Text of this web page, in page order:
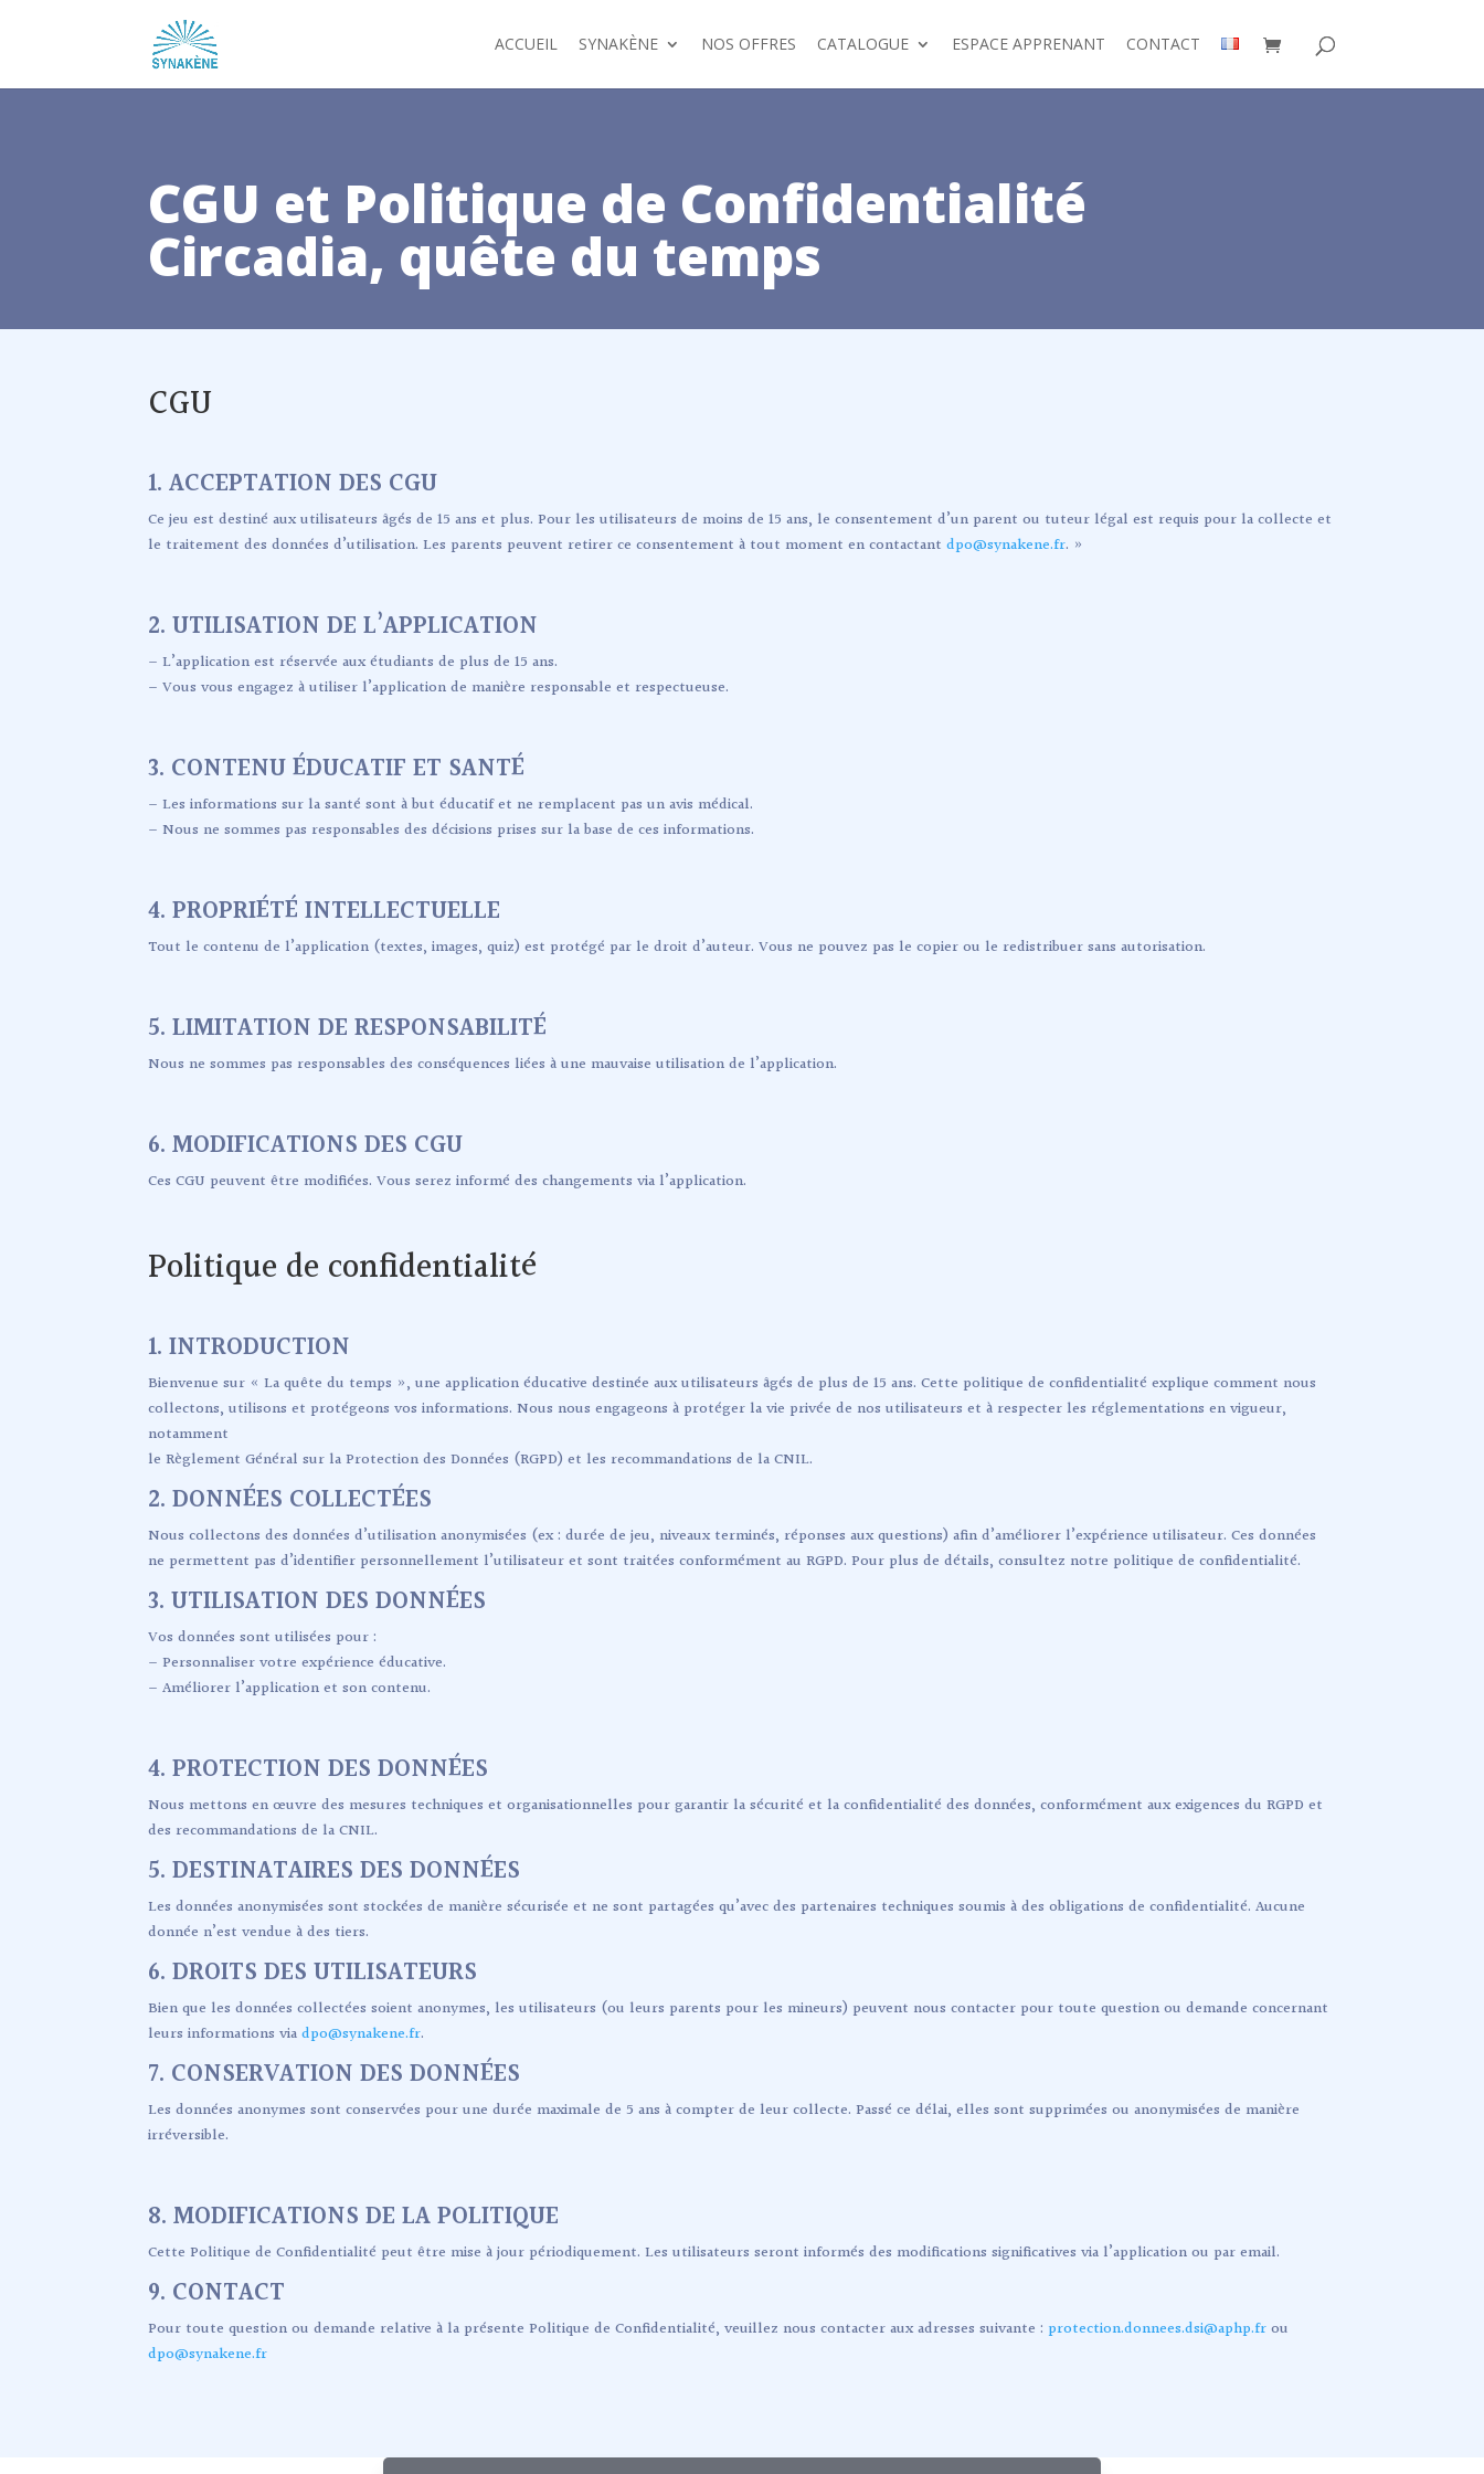
ACCUEIL SYNAKÈNE NOS OFFRES CATALOGUE ESPACE APPRENANT CONTACT
CGU et Politique de Confidentialité
Circadia, quête du temps
CGU
1. ACCEPTATION DES CGU
Ce jeu est destiné aux utilisateurs âgés de 15 ans et plus. Pour les utilisateurs de moins de 15 ans, le consentement d’un parent ou tuteur légal est requis pour la collecte et
le traitement des données d’utilisation. Les parents peuvent retirer ce consentement à tout moment en contactantdpo@synakene.fr. »
2. UTILISATION DE L’APPLICATION
– L’application est réservée aux étudiants de plus de 15 ans.
– Vous vous engagez à utiliser l’application de manière responsable et respectueuse.
3. CONTENU ÉDUCATIF ET SANTÉ
– Les informations sur la santé sont à but éducatif et ne remplacent pas un avis médical.
– Nous ne sommes pas responsables des décisions prises sur la base de ces informations.
4. PROPRIÉTÉ INTELLECTUELLE
Tout le contenu de l’application (textes, images, quiz) est protégé par le droit d’auteur. Vous ne pouvez pas le copier ou le redistribuer sans autorisation.
5. LIMITATION DE RESPONSABILITÉ
Nous ne sommes pas responsables des conséquences liées à une mauvaise utilisation de l’application.
6. MODIFICATIONS DES CGU
Ces CGU peuvent être modifiées. Vous serez informé des changements via l’application.
Politique de confidentialité
1. INTRODUCTION
Bienvenue sur « La quête du temps », une application éducative destinée aux utilisateurs âgés de plus de 15 ans. Cette politique de confidentialité explique comment nous
collectons, utilisons et protégeons vos informations. Nous nous engageons à protéger la vie privée de nos utilisateurs et à respecter les réglementations en vigueur,
notamment
le Règlement Général sur la Protection des Données (RGPD) et les recommandations de la CNIL.
2. DONNÉES COLLECTÉES
Nous collectons des données d’utilisation anonymisées (ex : durée de jeu, niveaux terminés, réponses aux questions) afin d’améliorer l’expérience utilisateur. Ces données
ne permettent pas d’identifier personnellement l’utilisateur et sont traitées conformément au RGPD. Pour plus de détails, consultez notre politique de confidentialité.
3. UTILISATION DES DONNÉES
Vos données sont utilisées pour :
– Personnaliser votre expérience éducative.
– Améliorer l’application et son contenu.
4. PROTECTION DES DONNÉES
Nous mettons en œuvre des mesures techniques et organisationnelles pour garantir la sécurité et la confidentialité des données, conformément aux exigences du RGPD et
des recommandations de la CNIL.
5. DESTINATAIRES DES DONNÉES
Les données anonymisées sont stockées de manière sécurisée et ne sont partagées qu’avec des partenaires techniques soumis à des obligations de confidentialité. Aucune
donnée n’est vendue à des tiers.
6. DROITS DES UTILISATEURS
Bien que les données collectées soient anonymes, les utilisateurs (ou leurs parents pour les mineurs) peuvent nous contacter pour toute question ou demande concernant
leurs informations viadpo@synakene.fr.
7. CONSERVATION DES DONNÉES
Les données anonymes sont conservées pour une durée maximale de 5 ans à compter de leur collecte. Passé ce délai, elles sont supprimées ou anonymisées de manière
irréversible.
8. MODIFICATIONS DE LA POLITIQUE
Cette Politique de Confidentialité peut être mise à jour périodiquement. Les utilisateurs seront informés des modifications significatives via l’application ou par email.
9. CONTACT
Pour toute question ou demande relative à la présente Politique de Confidentialité, veuillez nous contacter aux adresses suivante :protection.donnees.dsi@aphp.frou
dpo@synakene.fr